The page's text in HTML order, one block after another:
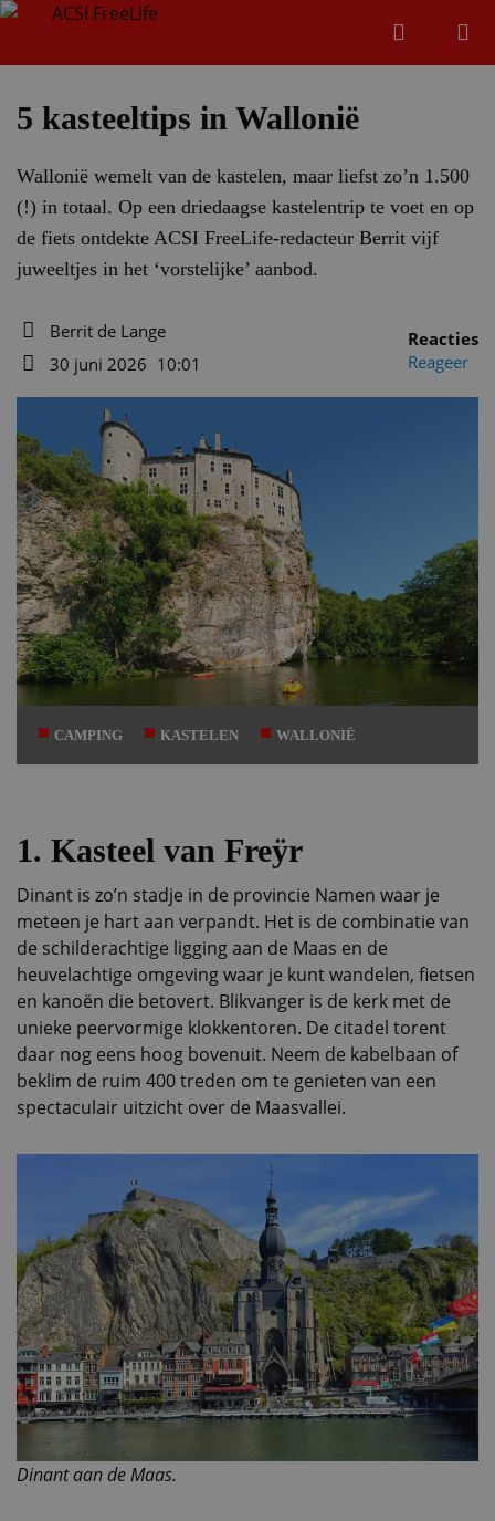
Zoeken
5 kasteeltips in Wallonië
Wallonië wemelt van de kastelen, maar liefst zo’n 1.500
(!) in totaal. Op een driedaagse kastelentrip te voet en op
de fiets ontdekte ACSI FreeLife-redacteur Berrit vijf
juweeltjes in het ‘vorstelijke’ aanbod.
Auteur
Berrit de Lange
30 juni 2026 10:01
Reacties
Reageer
CAMPING KASTELEN WALLONIË
1. Kasteel van Freÿr
Dinant is zo’n stadje in de provincie Namen waar je
meteen je hart aan verpandt. Het is de combinatie van
de schilderachtige ligging aan de Maas en de
heuvelachtige omgeving waar je kunt wandelen, fietsen
en kanoën die betovert. Blikvanger is de kerk met de
unieke peervormige klokkentoren. De citadel torent
daar nog eens hoog bovenuit. Neem de kabelbaan of
beklim de ruim 400 treden om te genieten van een
spectaculair uitzicht over de Maasvallei.
Dinant aan de Maas.